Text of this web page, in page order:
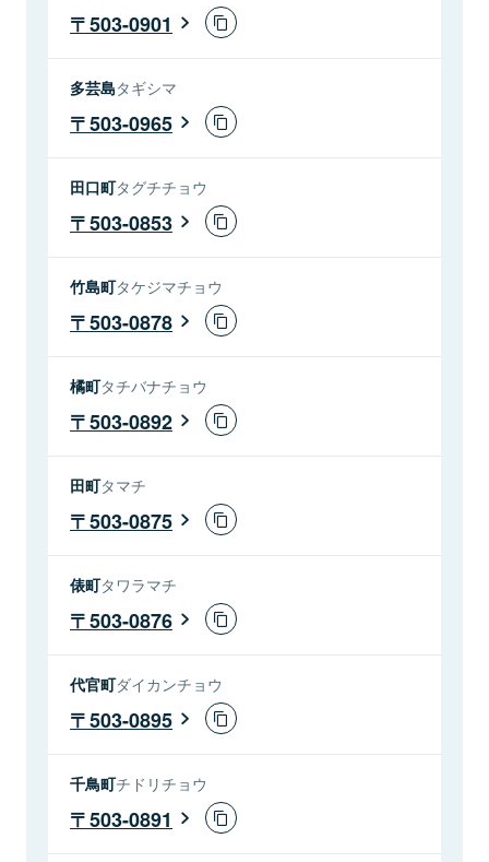
503-0901
多芸島タギシマ
503-0965
田口町タグチチョウ
503-0853
竹島町タケジマチョウ
503-0878
橘町タチバナチョウ
503-0892
田町タマチ
503-0875
俵町タワラマチ
503-0876
代官町ダイカンチョウ
503-0895
千鳥町チドリチョウ
503-0891